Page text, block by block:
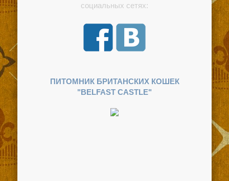
социальных сетях:
ПИТОМНИК БРИТАНСКИХ КОШЕК
"BELFAST CASTLE"